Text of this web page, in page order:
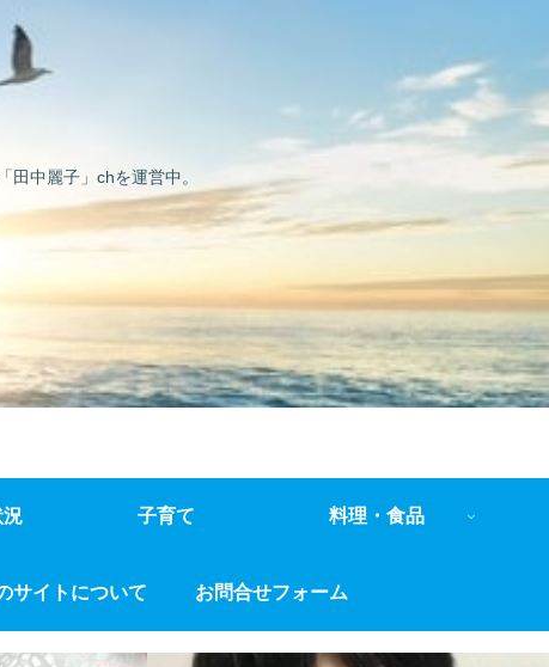
中麗子」chを運営中。
況 子育て 料理・食品
サイトについて お問合せフォーム